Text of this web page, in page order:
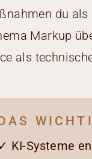
du
Markup
als
KI-Systeme